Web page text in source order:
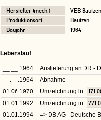
Hersteller (mech.)
VEB Bautzen
Produktionsort
Bautzen
Baujahr
1964
Lebenslauf
__.__.1964
Auslieferung an DR -
__.__.1964
Abnahme
01.06.1970
Umzeichnung in
171
01.01.1992
Umzeichnung in
771
01.01.1994
=> DB AG - Deutsche